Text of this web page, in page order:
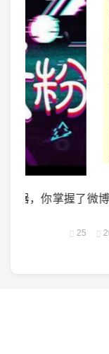
微博阅读量1万
2024-10-04